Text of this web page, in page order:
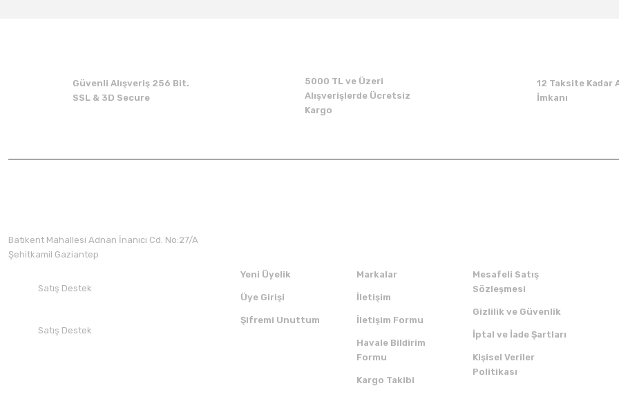
Güvenli Alışveriş 256 Bit.
SSL & 3D Secure
5000 TL ve Üzeri
Alışverişlerde Ücretsiz
Kargo
12 Taksite Kadar
İmkanı
Batıkent Mahallesi Adnan İnanıcı Cd. No:27/A
Şehitkamil Gaziantep
Satış Destek
Satış Destek
Yeni Üyelik
Üye Girişi
Şifremi Unuttum
Markalar
İletişim
İletişim Formu
Havale Bildirim
Formu
Kargo Takibi
Mesafeli Satış
Sözleşmesi
Gizlilik ve Güvenlik
İptal ve İade Şartları
Kişisel Veriler
Politikası